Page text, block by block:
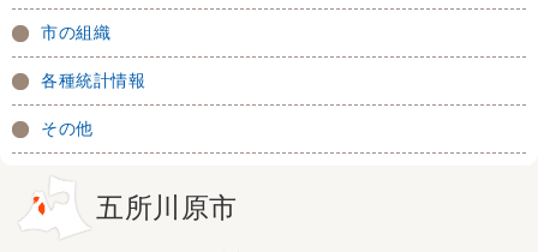
市の組織
各種統計情報
その他
五所川原市